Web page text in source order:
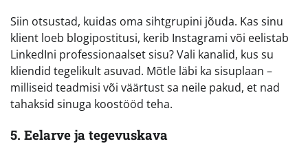
Siin otsustad, kuidas oma sihtgrupini jõuda. Kas sinu
klient loeb blogipostitusi, kerib Instagrami või eelistab
LinkedIni professionaalset sisu? Vali kanalid, kus su
kliendid tegelikult asuvad. Mõtle läbi ka sisuplaan –
milliseid teadmisi või väärtust sa neile pakud, et nad
tahaksid sinuga koostööd teha.
5. Eelarve ja tegevuskava